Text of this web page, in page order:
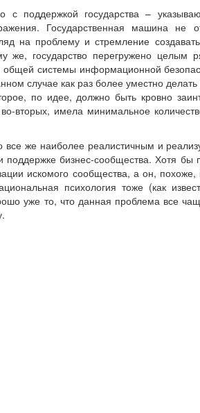
с поддержкой государства –
Государственная машина не
на проблему и стремление
же, государство перегружено целым
общей системы информационной
случае как раз более уместно делать
по идее, должно быть кровно
вторых, имела минимальное
все же наиболее реалистичным и
поддержке бизнес-сообщества. Хотя бы
искомого сообщества, а он, похоже,
психология тоже (как
уже то, что данная проблема все